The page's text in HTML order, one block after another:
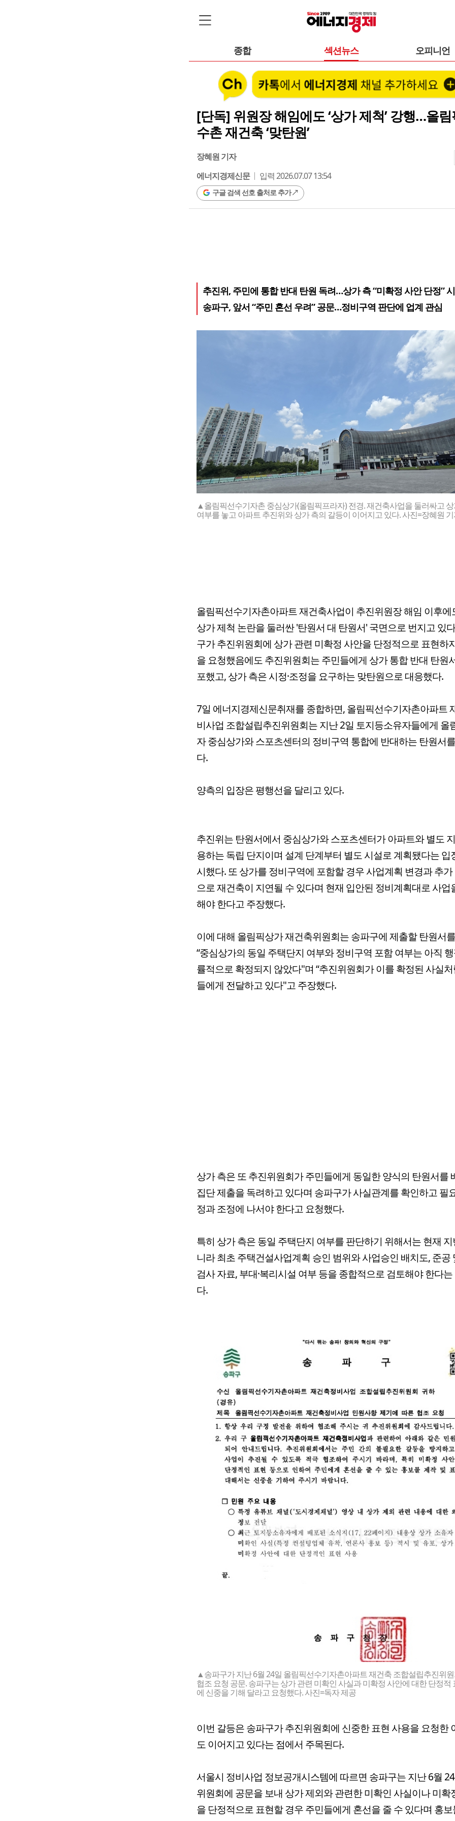
종합 섹션뉴스 오피니언
[단독] 위원장 해임에도 ‘상가 제척’ 강행…올림
수촌 재건축 ‘맞탄원’
장혜원 기자
에너지경제신문
입력 2026.07.07 13:54
구글 검색 선호 출처로 추가
추진위, 주민에 통합 반대 탄원 독려…상가 측 “미확정 사안 단정”
송파구, 앞서 “주민 혼선 우려” 공문…정비구역 판단에 업계 관심
▲올림픽선수기자촌 중심상가(올림픽프라자) 전경. 재건축사업을 둘러싸고
여부를 놓고 아파트 추진위와 상가 측의 갈등이 이어지고 있다. 사진=장혜원
올림픽선수기자촌아파트 재건축사업이 추진위원장 해임 이후에
상가 제척 논란을 둘러싼 '탄원서 대 탄원서' 국면으로 번지고 있
구가 추진위원회에 상가 관련 미확정 사안을 단정적으로 표현하
을 요청했음에도 추진위원회는 주민들에게 상가 통합 반대 탄원
포했고, 상가 측은 시정·조정을 요구하는 맞탄원으로 대응했다.
7일 에너지경제신문취재를 종합하면, 올림픽선수기자촌아파트
비사업 조합설립추진위원회는 지난 2일 토지등소유자들에게 올
자 중심상가와 스포츠센터의 정비구역 통합에 반대하는 탄원서
다.
양측의 입장은 평행선을 달리고 있다.
추진위는 탄원서에서 중심상가와 스포츠센터가 아파트와 별도
용하는 독립 단지이며 설계 단계부터 별도 시설로 계획됐다는 입
시했다. 또 상가를 정비구역에 포함할 경우 사업계획 변경과 추
으로 재건축이 지연될 수 있다며 현재 입안된 정비계획대로 사업
해야 한다고 주장했다.
이에 대해 올림픽상가 재건축위원회는 송파구에 제출할 탄원서
“중심상가의 동일 주택단지 여부와 정비구역 포함 여부는 아직 행
률적으로 확정되지 않았다"며 “추진위원회가 이를 확정된 사실
들에게 전달하고 있다"고 주장했다.
상가 측은 또 추진위원회가 주민들에게 동일한 양식의 탄원서를
집단 제출을 독려하고 있다며 송파구가 사실관계를 확인하고 필
정과 조정에 나서야 한다고 요청했다.
특히 상가 측은 동일 주택단지 여부를 판단하기 위해서는 현재
니라 최초 주택건설사업계획 승인 범위와 사업승인 배치도, 준공
검사 자료, 부대·복리시설 여부 등을 종합적으로 검토해야 한다는
다.
▲송파구가 지난 6월 24일 올림픽선수기자촌아파트 재건축 조합설립추진위
협조 요청 공문. 송파구는 상가 관련 미확인 사실과 미확정 사안에 대한 단정적
에 신중을 기해 달라고 요청했다. 사진=독자 제공
이번 갈등은 송파구가 추진위원회에 신중한 표현 사용을 요청한
도 이어지고 있다는 점에서 주목된다.
서울시 정비사업 정보공개시스템에 따르면 송파구는 지난 6월
위원회에 공문을 보내 상가 제외와 관련한 미확인 사실이나 미확
을 단정적으로 표현할 경우 주민들에게 혼선을 줄 수 있다며 홍